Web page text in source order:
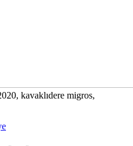
kavaklıdere migros,